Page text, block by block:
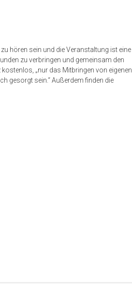
hören sein und die Veranstaltung ist eine
zu verbringen und gemeinsam den
„nur das Mitbringen von eigenen
gesorgt sein.“ Außerdem finden die